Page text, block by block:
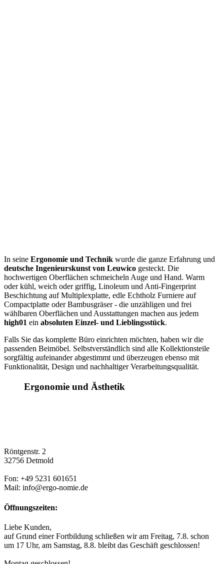
In seine Ergonomie und Technik wurde die ganze Erfahrung und
deutsche Ingenieurskunst von Leuwico gesteckt. Die
hochwertigen Oberflächen schmeicheln Auge und Hand. Warm
oder kühl, weich oder griffig, Linoleum und Anti-Fingerprint
Beschichtung auf Multiplexplatte, edle Echtholz Furniere auf
Compactplatte oder Bambusgräser - die unzähligen und frei
wählbaren Oberflächen und Ausstattungen machen aus jedem
high01 ein absoluten Einzel- und Lieblingsstück.
Falls Sie das komplette Büro einrichten möchten, haben wir die
passenden Beimöbel. Selbstverständlich sind alle Kollektionsteile
sorgfältig aufeinander abgestimmt und überzeugen ebenso mit
Funktionalität, Design und nachhaltiger Verarbeitungsqualität.
Ergonomie und Ästhetik
Röntgenstr. 2
32756 Detmold
Fon: +49 5231 601651
Mail: info@ergo-nomie.de
Öffnungszeiten:
Liebe Kunden,
auf Grund einer Fortbildung schließen wir am Freitag, 7.8. schon
um 17 Uhr, am Samstag, 8.8. bleibt das Geschäft geschlossen!